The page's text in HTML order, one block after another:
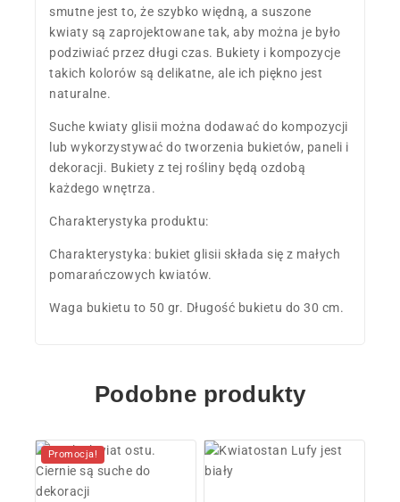
smutne jest to, że szybko więdną, a suszone
kwiaty są zaprojektowane tak, aby można je było
podziwiać przez długi czas. Bukiety i kompozycje
takich kolorów są delikatne, ale ich piękno jest
naturalne.
Suche kwiaty glisii można dodawać do kompozycji
lub wykorzystywać do tworzenia bukietów, paneli i
dekoracji. Bukiety z tej rośliny będą ozdobą
każdego wnętrza.
Charakterystyka produktu:
Charakterystyka: bukiet glisii składa się z małych
pomarańczowych kwiatów.
Waga bukietu to 50 gr. Długość bukietu do 30 cm.
Podobne produkty
Promocja!